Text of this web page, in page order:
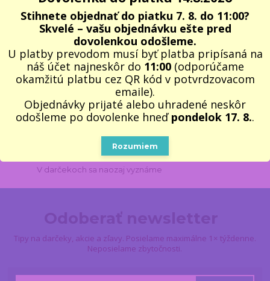
RÝCHLA EXPEDÍCIA⚡
Objednávky do 11:00 odosielame v pracovné dni ešte
dnes
100% VLASTNÝ SKLAD 📦
Všetko, čo vidíte, naozaj máme
2000 VÝDAJNÝCH MIEST
Do 2–3 pracovných dní na vyzdvihnutie
11 ROKOV NA TRHU
V darčekoch sa naozaj vyznáme
Tipy na darčeky, akcie a zľavy. Posielame maximálne 1× týždenne.
Neposielame zbytočnosti.
Stihnete objednať do piatku 7. 8. do 11:00?
Skvelé – vašu objednávku ešte pred
dovolenkou odošleme.
U platby prevodom musí byť platba pripísaná na
náš účet najneskôr do 11:00(odporúčame
okamžitú platbu cez QR kód v potvrdzovacom
emaile).
Objednávky prijaté alebo uhradené neskôr
odošleme po dovolenke hneďpondelok 17. 8..
Rozumiem